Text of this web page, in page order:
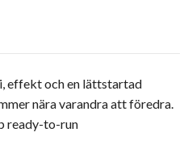
effekt och en lättstartad
nära varandra att föredra.
ready-to-run